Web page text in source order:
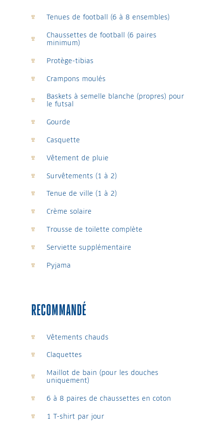
Tenues de football (6 à 8 ensembles)
Chaussettes de football (6 paires
minimum)
Protège-tibias
Crampons moulés
Baskets à semelle blanche (propres) pour
le futsal
Gourde
Casquette
Vêtement de pluie
Survêtements (1 à 2)
Tenue de ville (1 à 2)
Crème solaire
Trousse de toilette complète
Serviette supplémentaire
Pyjama
RECOMMANDÉ
Vêtements chauds
Claquettes
Maillot de bain (pour les douches
uniquement)
6 à 8 paires de chaussettes en coton
1 T-shirt par jour